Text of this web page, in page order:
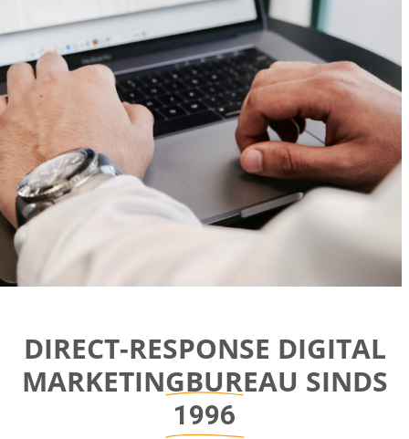
Direct-response
Digital
Marketing Bureau
DIRECT-RESPONSE DIGITAL
MARKETINGBUREAU SINDS
1996